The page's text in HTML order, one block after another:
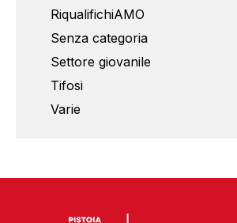
RiqualifichiAMO
Senza categoria
Settore giovanile
Tifosi
Varie